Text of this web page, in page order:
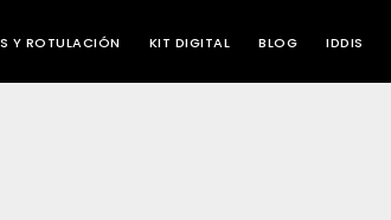
Y ROTULACIÓN KIT DIGITAL BLOG IDDIS